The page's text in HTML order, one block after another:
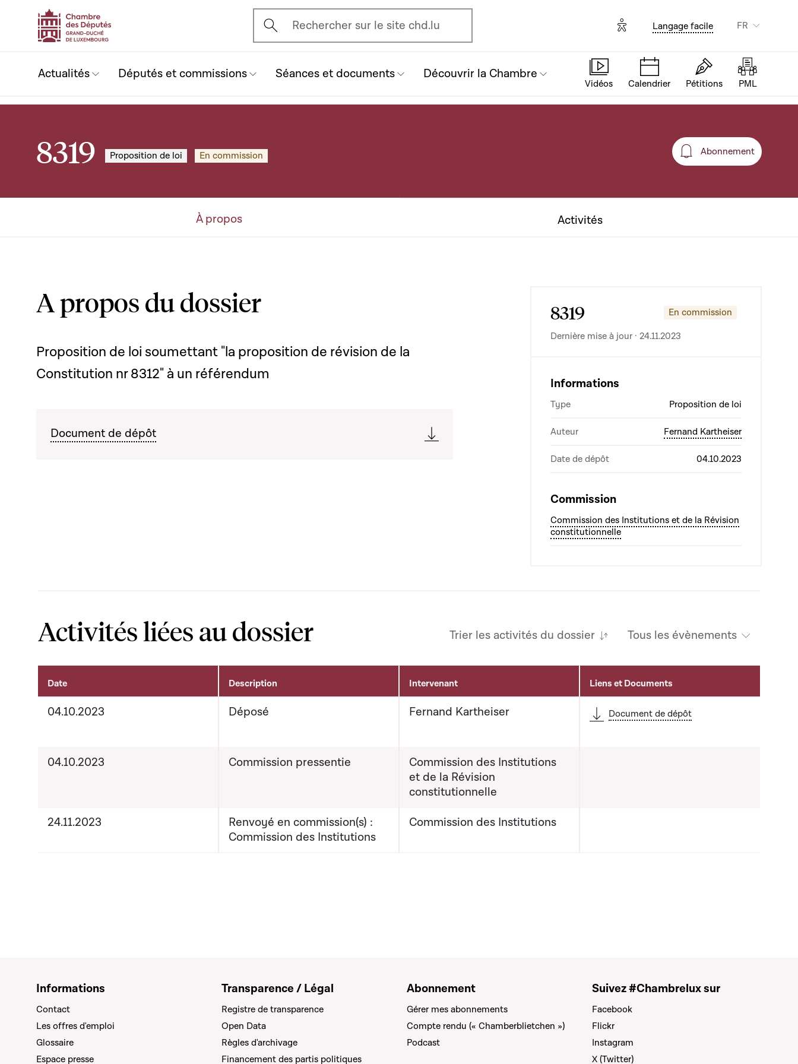
Ouvrir l'écran de recherche
Rechercher sur le site chd.lu Options d'accessibilité
Langage facile FR
Actualités Députés et commissions Séances et documents Découvrir la Chambre
Vidéos Calendrier Pétitions PML
8319 Proposition de loi En commission Abonnement
Abonnement
À propos Activités
A propos du dossier
Proposition de loi soumettant "la proposition de révision de la
Constitution nr 8312" à un référendum
Document de dépôt
8319 En commission
Dernière mise à jour · 24.11.2023
Informations
Type Proposition de loi
Auteur Fernand Kartheiser
Date de dépôt 04.10.2023
Commission
Commission des Institutions et de la Révision
constitutionnelle
Activités liées au dossier Trier les activités du dossier Tous les évènements
Activités liées au dossier
Date Description Intervenant Liens et Documents
04.10.2023 Déposé Fernand Kartheiser Document de dépôt
04.10.2023 Commission pressentie
Commission des Institutions
et de la Révision
constitutionnelle
24.11.2023
Renvoyé en commission(s) :
Commission des Institutions
Commission des Institutions
Informations
Contact
Les offres d'emploi
Glossaire
Espace presse
Transparence / Légal
Registre de transparence
Open Data
Règles d'archivage
Financement des partis politiques
Abonnement
Gérer mes abonnements
Compte rendu (« Chamberblietchen »)
Podcast
Suivez #Chambrelux sur
Facebook
Flickr
Instagram
X (Twitter)